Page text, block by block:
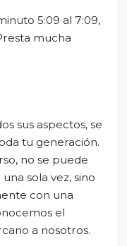
5:09 al 7:09,
mucha
sus aspectos, se
tu generación.
no se puede
sola vez, sino
con una
el
a nosotros.